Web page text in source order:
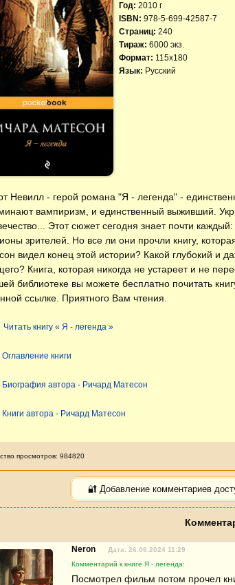
Год: 2010 г
ISBN: 978-5-699-42587-7
Страниц: 240
Тираж: 6000 экз.
Формат: 115x180
Язык: Русский
Невилл - герой романа "Я - легенда" -
вампиризм, и единственный выживший.
Этот сюжет сегодня знает почти
зрителей. Но все ли они прочли книгу,
видел конец этой истории? Какой глубокий
Книга, которая никогда не устареет и не
библиотеке вы можете бесплатно почитать
ссылке. Приятного Вам чтения.
Читать книгу « Я - легенда »
Оглавление книги
Биография автора - Ричард Матесон
Книги автора - Ричард Матесон
просмотров: 984820
🔐 Добавление комментариев
Neron
Дата: 26.06.2024 11:29
Комментарий к книге Я - легенда:
Посмотрел фильм потом прочел